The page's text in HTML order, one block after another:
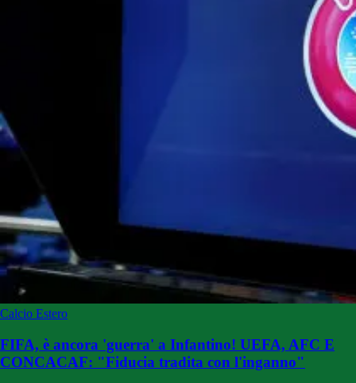
Calcio Estero
FIFA, è ancora 'guerra' a Infantino! UEFA, AFC E
CONCACAF: "Fiducia tradita con l'inganno"